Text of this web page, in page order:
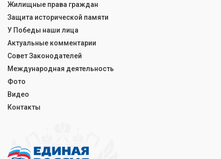
Жилищные права граждан
Защита исторической памяти
У Победы наши лица
Актуальные комментарии
Совет Законодателей
Международная деятельность
Фото
Видео
Контакты